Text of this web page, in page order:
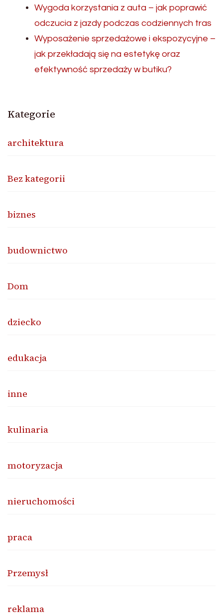
Wygoda korzystania z auta – jak poprawić
odczucia z jazdy podczas codziennych tras
Wyposażenie sprzedażowe i ekspozycyjne –
jak przekładają się na estetykę oraz
efektywność sprzedaży w butiku?
Kategorie
architektura
Bez kategorii
biznes
budownictwo
Dom
dziecko
edukacja
inne
kulinaria
motoryzacja
nieruchomości
praca
Przemysł
reklama